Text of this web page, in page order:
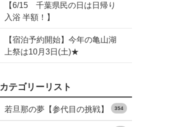
【6/15 千葉県民の日は日帰り
入浴 半額！】
【宿泊予約開始】今年の亀山湖
上祭は10月3日(土)★
カテゴリーリスト
若旦那の夢【参代目の挑戦】 354